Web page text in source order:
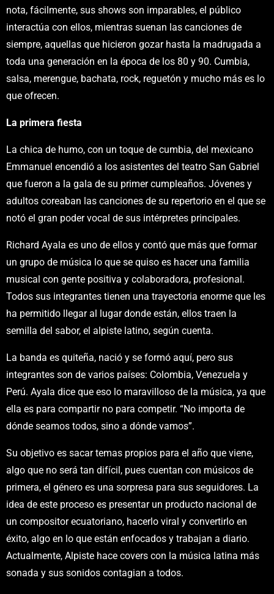
nota, fácilmente, sus shows son imparables, el público
interactúa con ellos, mientras suenan las canciones de
siempre, aquellas que hicieron gozar hasta la madrugada a
toda una generación en la época de los 80 y 90. Cumbia,
salsa, merengue, bachata, rock, reguetón y mucho más es lo
que ofrecen.
La primera fiesta
La chica de humo, con un toque de cumbia, del mexicano
Emmanuel encendió a los asistentes del teatro San Gabriel
que fueron a la gala de su primer cumpleaños. Jóvenes y
adultos coreaban las canciones de su repertorio en el que se
notó el gran poder vocal de sus intérpretes principales.
Richard Ayala es uno de ellos y contó que más que formar
un grupo de música lo que se quiso es hacer una familia
musical con gente positiva y colaboradora, profesional.
Todos sus integrantes tienen una trayectoria enorme que les
ha permitido llegar al lugar donde están, ellos traen la
semilla del sabor, el alpiste latino, según cuenta.
La banda es quiteña, nació y se formó aquí, pero sus
integrantes son de varios países: Colombia, Venezuela y
Perú. Ayala dice que eso lo maravilloso de la música, ya que
ella es para compartir no para competir. “No importa de
dónde seamos todos, sino a dónde vamos”.
Su objetivo es sacar temas propios para el año que viene,
algo que no será tan difícil, pues cuentan con músicos de
primera, el género es una sorpresa para sus seguidores. La
idea de este proceso es presentar un producto nacional de
un compositor ecuatoriano, hacerlo viral y convertirlo en
éxito, algo en lo que están enfocados y trabajan a diario.
Actualmente, Alpiste hace covers con la música latina más
sonada y sus sonidos contagian a todos.